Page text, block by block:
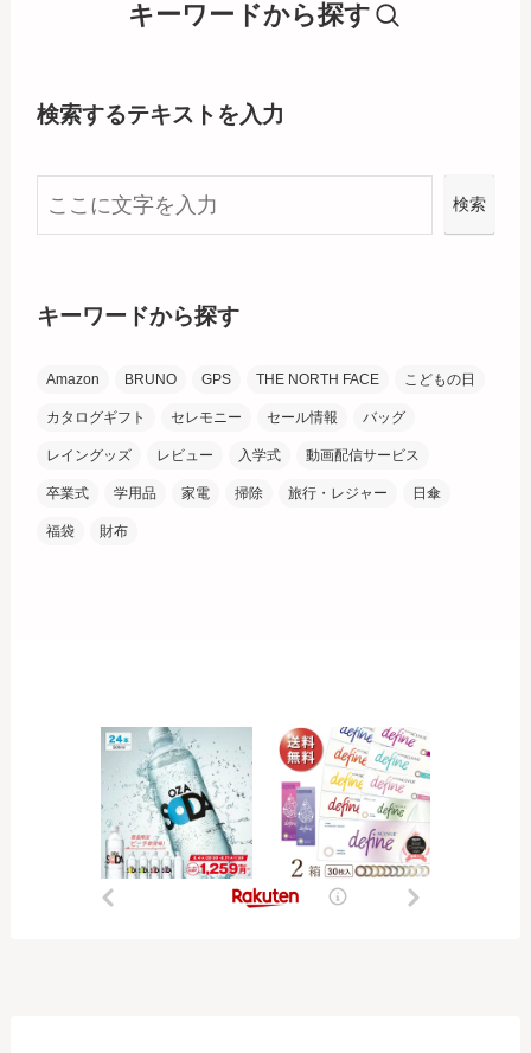
キーワードから探す
検索するテキストを入力
検
索
検索
キーワードから探す
Amazon BRUNO GPS THE NORTH FACE こどもの日
カタログギフト セレモニー セール情報 バッグ
レイングッズ レビュー 入学式 動画配信サービス
卒業式 学用品 家電 掃除 旅行・レジャー 日傘
福袋 財布